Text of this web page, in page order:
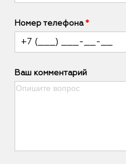
Номер телефона
Ваш комментарий